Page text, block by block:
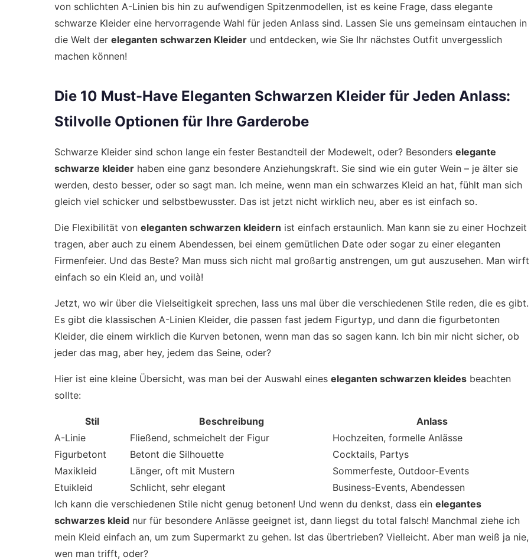
von schlichten A-Linien bis hin zu aufwendigen Spitzenmodellen, ist es keine Frage, dass elegante
schwarze Kleider eine hervorragende Wahl für jeden Anlass sind. Lassen Sie uns gemeinsam eintauchen in
die Welt der eleganten schwarzen Kleider und entdecken, wie Sie Ihr nächstes Outfit unvergesslich
machen können!
Die 10 Must-Have Eleganten Schwarzen Kleider für Jeden Anlass:
Stilvolle Optionen für Ihre Garderobe
Schwarze Kleider sind schon lange ein fester Bestandteil der Modewelt, oder? Besonders elegante
schwarze kleider haben eine ganz besondere Anziehungskraft. Sie sind wie ein guter Wein – je älter sie
werden, desto besser, oder so sagt man. Ich meine, wenn man ein schwarzes Kleid an hat, fühlt man sich
gleich viel schicker und selbstbewusster. Das ist jetzt nicht wirklich neu, aber es ist einfach so.
Die Flexibilität von eleganten schwarzen kleidern ist einfach erstaunlich. Man kann sie zu einer Hochzeit
tragen, aber auch zu einem Abendessen, bei einem gemütlichen Date oder sogar zu einer eleganten
Firmenfeier. Und das Beste? Man muss sich nicht mal großartig anstrengen, um gut auszusehen. Man wirft
einfach so ein Kleid an, und voilà!
Jetzt, wo wir über die Vielseitigkeit sprechen, lass uns mal über die verschiedenen Stile reden, die es gibt.
Es gibt die klassischen A-Linien Kleider, die passen fast jedem Figurtyp, und dann die figurbetonten
Kleider, die einem wirklich die Kurven betonen, wenn man das so sagen kann. Ich bin mir nicht sicher, ob
jeder das mag, aber hey, jedem das Seine, oder?
Hier ist eine kleine Übersicht, was man bei der Auswahl eines eleganten schwarzen kleides beachten
sollte:
Stil Beschreibung
Anlass
A-Linie
Fließend, schmeichelt der Figur
Hochzeiten, formelle Anlässe
Figurbetont
Betont die Silhouette
Cocktails, Partys
Maxikleid
Länger, oft mit Mustern
Sommerfeste, Outdoor-Events
Etuikleid
Schlicht, sehr elegant
Business-Events, Abendessen
Ich kann die verschiedenen Stile nicht genug betonen! Und wenn du denkst, dass ein elegantes
schwarzes kleid nur für besondere Anlässe geeignet ist, dann liegst du total falsch! Manchmal ziehe ich
mein Kleid einfach an, um zum Supermarkt zu gehen. Ist das übertrieben? Vielleicht. Aber man weiß ja nie,
wen man trifft, oder?